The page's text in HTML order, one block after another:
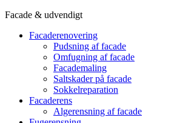
Facade & udvendigt
Facaderenovering
Pudsning af facade
Omfugning af facade
Facademaling
Saltskader på facade
Sokkelreparation
Facaderens
Algerensning af facade